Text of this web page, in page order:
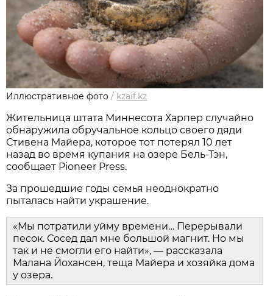
Иллюстративное фото / kzaif.kz
Жительница штата Миннесота Харпер случайно
обнаружила обручальное кольцо своего дяди
Стивена Майера, которое тот потерял 10 лет
назад во время купания на озере Бель-Тэн,
сообщает Pioneer Press.
За прошедшие годы семья неоднократно
пыталась найти украшение.
«Мы потратили уйму времени… Перерывали
песок. Сосед дал мне большой магнит. Но мы
так и не смогли его найти», — рассказала
Малана Йохансен, теща Майера и хозяйка дома
у озера.